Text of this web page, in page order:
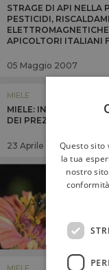
STRAGE DI API NELLA
PESTICIDI,
APICOLTORI ITALIANI
05 Maggio 2007
MIELE
MIELE: IN FLESSIONE
DEI PREZZI
23 Aprile 2007Questo sito
la tua
nostro